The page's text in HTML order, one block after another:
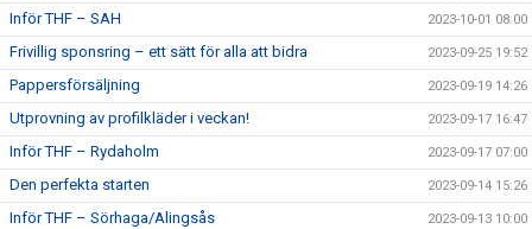
Inför THF – SAH 2023-10-01 08:00
Frivillig sponsring – ett sätt för alla att bidra 2023-09-25 19:52
Pappersförsäljning 2023-09-19 14:26
Utprovning av profilkläder i veckan! 2023-09-17 16:47
Inför THF – Rydaholm 2023-09-17 07:00
Den perfekta starten 2023-09-14 15:26
Inför THF – Sörhaga/Alingsås 2023-09-13 10:00